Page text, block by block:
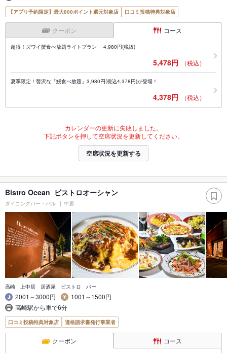
【アプリ予約限定】最大800ポイント還元対象店 口コミ投稿特典対象店
クーポン コース
超得！ズワイ蟹食べ放題ライトプラン 4,980円(税抜)
5,478円 （税込）
夏季限定！贅沢な「鰻食べ放題」3,980円(税込4,378円)が登場！
4,378円 （税込）
カレンダーの更新に失敗しました。
下記ボタンを押して空席状況を更新してください。
空席状況を更新する
Bistro Ocean ビストロオーシャン
ダイニングバー・バル 中居
高崎 上中居 居酒屋 ビストロ バー
2001～3000円
1001～1500円
高崎駅から車で6分
口コミ投稿特典対象店 適格請求書発行事業者
クーポン コース